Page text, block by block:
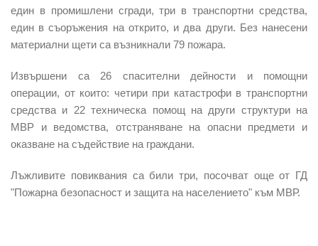
един в промишлени сгради, три в транспортни средства,
един в съоръжения на открито, и два други. Без нанесени
материални щети са възникнали 79 пожара.
Извършени са 26 спасителни дейности и помощни
операции, от които: четири при катастрофи в транспортни
средства и 22 техническа помощ на други структури на
МВР и ведомства, отстраняване на опасни предмети и
оказване на съдействие на граждани.
Лъжливите повиквания са били три, посочват още от ГД
"Пожарна безопасност и защита на населението" към МВР.